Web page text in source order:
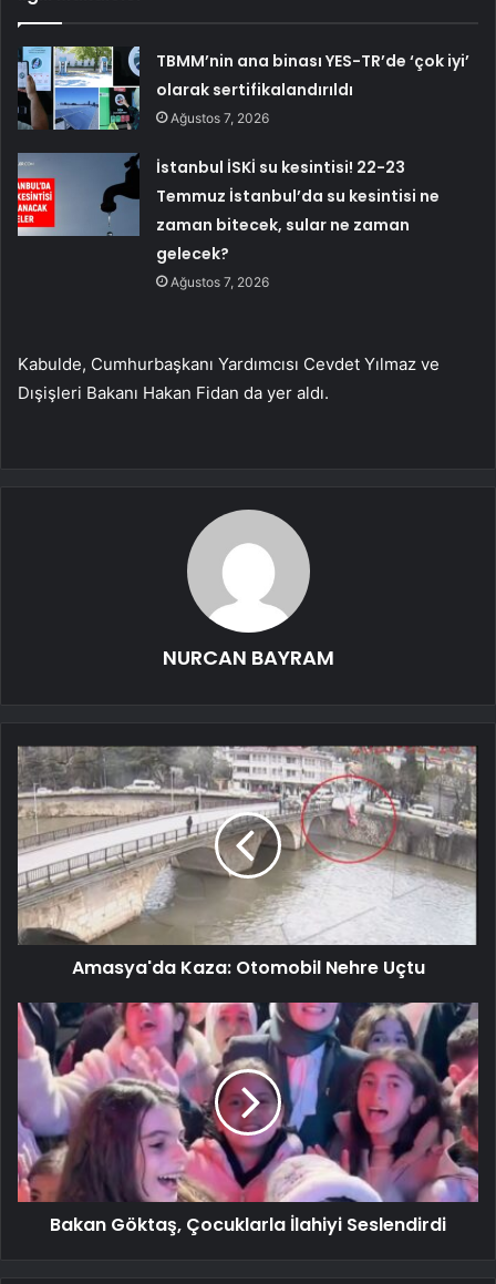
TBMM’nin ana binası YES-TR’de ‘çok iyi’
olarak sertifikalandırıldı
Ağustos 7, 2026
İstanbul İSKİ su kesintisi! 22-23
Temmuz İstanbul’da su kesintisi ne
zaman bitecek, sular ne zaman
gelecek?
Ağustos 7, 2026
Kabulde, Cumhurbaşkanı Yardımcısı Cevdet Yılmaz ve
Dışişleri Bakanı Hakan Fidan da yer aldı.
NURCAN BAYRAM
Amasya'da Kaza: Otomobil Nehre Uçtu
Bakan Göktaş, Çocuklarla İlahiyi Seslendirdi